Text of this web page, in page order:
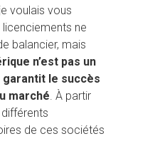
voulais vous
ne
balancier, mais
n’est pas un
garantit le succès
marché. À partir
de ces sociétés